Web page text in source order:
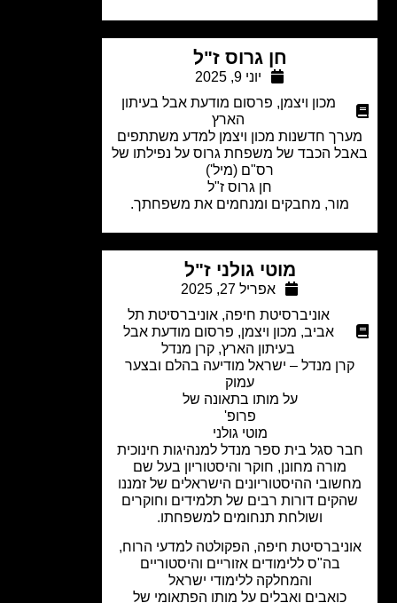
חן גרוס ז"ל
מכון ויצמן,פרסום מודעת אבל בעיתון
חדשנות מכון ויצמן למדע משתתפים
הכבד של משפחת גרוס על נפילתו של
רס"ם (מיל')
חן גרוס ז"ל
מור, מחבקים ומנחמים את משפחתך.
מוטי גולני ז"ל
אפריל 27, 2025
אוניברסיטת חיפה,אוניברסיטת תל
אביב
מכון ויצמן,פרסום מודעת אבל
בעיתון הארץ,קרן מנדל
מנדל – ישראל מודיעה בהלם ובצער
על מותו בתאונה של
מוטי גולני
סגל בית ספר מנדל למנהיגות חינוכית
מורה מחונן, חוקר והיסטוריון בעל שם
ההיסטוריונים הישראלים של זמננו
דורות רבים של תלמידים וחוקרים
ושולחת תנחומים למשפחתו.
חיפה, הפקולטה למדעי הרוח,
בה"ס ללימודים אזוריים והיסטוריים
והמחלקה ללימודי ישראל
כואבים ואבלים על מותו הפתאומי של